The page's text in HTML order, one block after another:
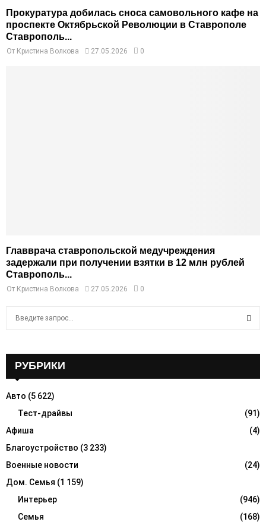
Прокуратура добилась сноса самовольного кафе на
проспекте Октябрьской Революции в Ставрополе
Ставрополь...
От Кристина Волкова 27.05.2026 0
Главврача ставропольской медучреждения
задержали при получении взятки в 12 млн рублей
Ставрополь...
От Кристина Волкова 27.05.2026 0
o
R
C
H
РУБРИКИ
Авто (5 622)
Тест-драйвы
(91)
Афиша
(4)
Благоустройство (3 233)
Военные новости
(24)
Дом. Семья (1 159)
Интерьер
(946)
Семья
(168)